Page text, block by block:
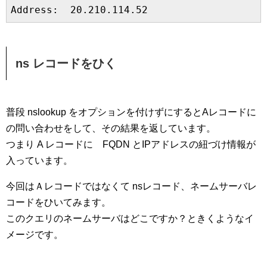
Address:  20.210.114.52
ns レコードをひく
普段 nslookup をオプションを付けずにするとAレコードに
の問い合わせをして、その結果を返しています。
つまり A レコードに FQDN とIPアドレスの紐づけ情報が
入っています。
今回はＡレコードではなくて nsレコード、ネームサーバレ
コードをひいてみます。
このクエリのネームサーバはどこですか？ときくようなイ
メージです。